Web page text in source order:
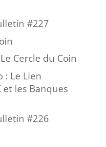
#227
Cercle du Coin
: Le Lien
les Banques
#226